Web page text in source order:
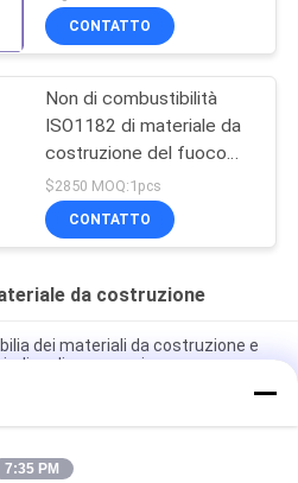
CONTATTO
Non di combustibilità
ISO1182 di materiale da
costruzione del fuoco
del tester prova di
infiammabilità non
$2850 MOQ:1pcs
CONTATTO
da costruzione
dei materiali da costruzione e
di propagazione
dell'apparecchiatura di collaudo
220V 50Hz BS476-7
7:35 PM